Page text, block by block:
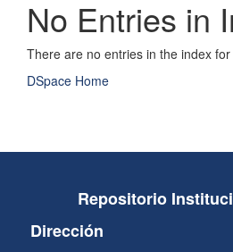
No Entries in
There are no entries in the index
DSpace Home
Repositorio
Dirección